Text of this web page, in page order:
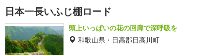
日本一長いふじ棚ロード
頭上いっぱいの花の回廊で深呼吸を
和歌山県・日高郡日高川町